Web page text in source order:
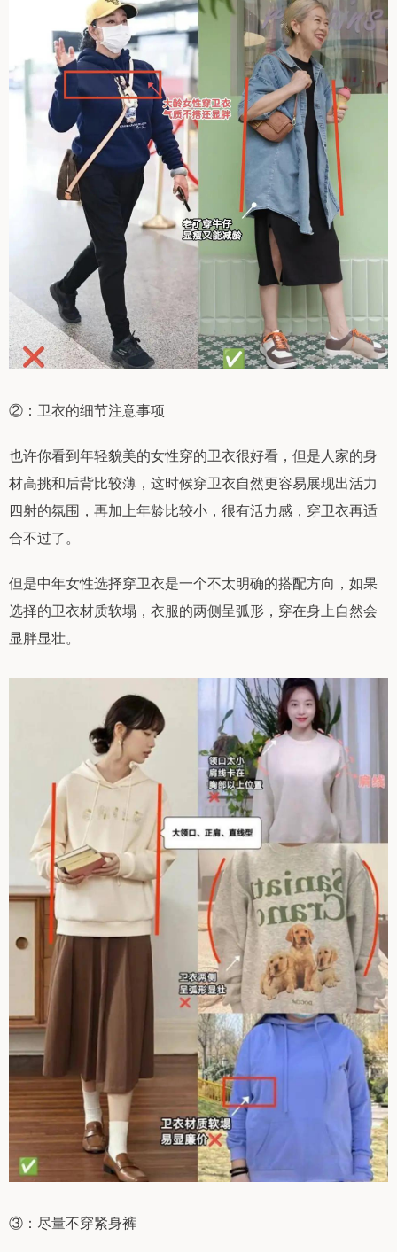
②：卫衣的细节注意事项
也许你看到年轻貌美的女性穿的卫衣很好看，但是人家的身
材高挑和后背比较薄，这时候穿卫衣自然更容易展现出活力
四射的氛围，再加上年龄比较小，很有活力感，穿卫衣再适
合不过了。
但是中年女性选择穿卫衣是一个不太明确的搭配方向，如果
选择的卫衣材质软塌，衣服的两侧呈弧形，穿在身上自然会
显胖显壮。
③：尽量不穿紧身裤